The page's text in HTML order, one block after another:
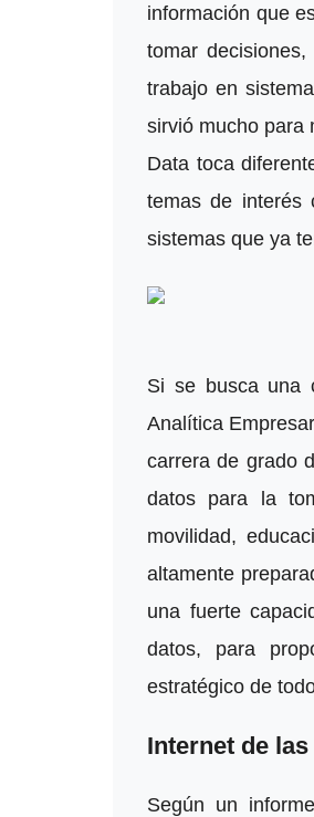
información que
tomar
trabajo en
sirvió mucho para
Data toca
temas de interés
sistemas que ya
Si se busca una
Analítica
carrera de grado
datos para la
movilidad,
altamente
una fuerte
datos, para
estratégico de
Internet de
Según un